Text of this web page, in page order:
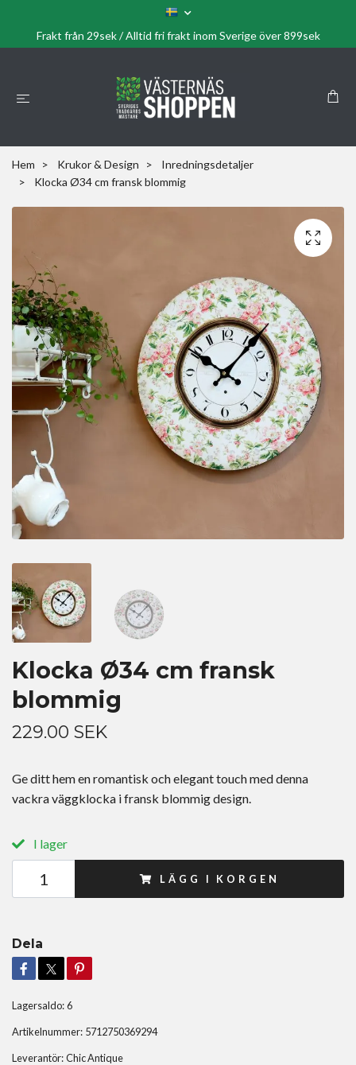
Frakt från 29sek / Alltid fri frakt inom Sverige över 899sek
Hem Krukor & Design
Inredningsdetaljer
Klocka Ø34 cm fransk blommig
Klocka Ø34 cm fransk
blommig
229.00 SEK
Ge ditt hem en romantisk och elegant touch med denna
vackra väggklocka i fransk blommig design.
I lager
LÄGG I KORGEN
Dela
Lagersaldo:6
Artikelnummer: 5712750369294
Leverantör:Chic Antique